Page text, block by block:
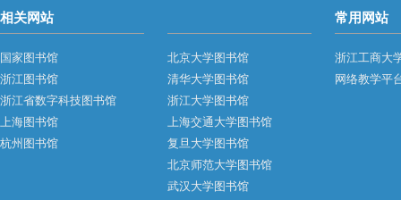
相关网站
国家图书馆
浙江图书馆
浙江省数字科技图书馆
上海图书馆
杭州图书馆
北京大学图书馆
清华大学图书馆
浙江大学图书馆
上海交通大学图书馆
复旦大学图书馆
北京师范大学图书馆
武汉大学图书馆
常用网站
浙江工商大
网络教学平